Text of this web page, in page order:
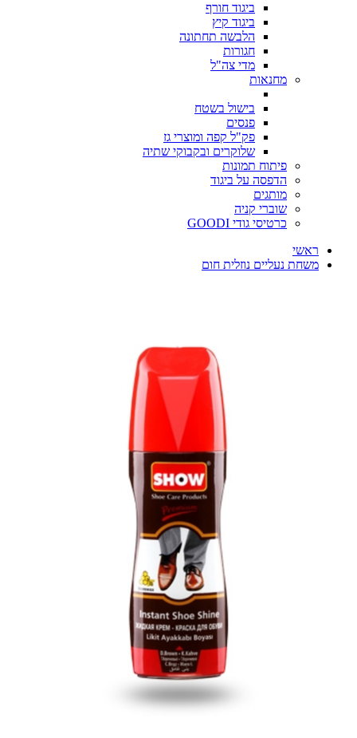
ביגוד חורף
ביגוד קיץ
הלבשה תחתונה
חגורות
מדי צה"ל
מחנאות
בישול בשטח
פנסים
פק"ל קפה ומוצרי גז
שלוקרים ובקבוקי שתיה
פיתוח תמונות
הדפסה על ביגוד
מותגים
שוברי קניה
כרטיסי גודי GOODI
ראשי
משחת נעליים נוזלית חום